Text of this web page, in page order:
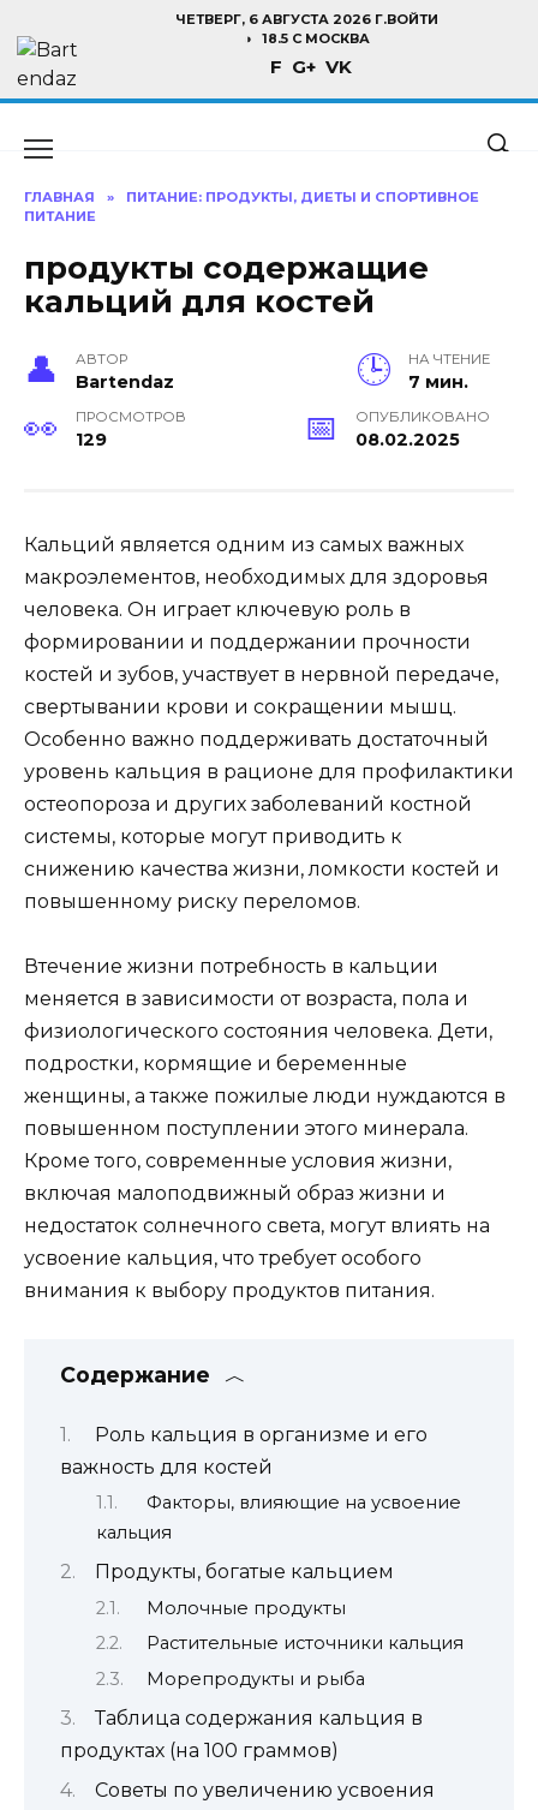
содержанию
ЧЕТВЕРГ, 6 АВГУСТА 2026 Г.ВОЙТИ
18.5 C МОСКВА
F G+ VK
ГЛАВНАЯ »
ПИТАНИЕ: ПРОДУКТЫ, ДИЕТЫ И СПОРТИВНОЕ
ПИТАНИЕ
продукты содержащие
кальций для костей
АВТОР
Bartendaz
НА ЧТЕНИЕ
7 мин.
ПРОСМОТРОВ
129
ОПУБЛИКОВАНО
08.02.2025
Кальций является одним из самых важных
макроэлементов, необходимых для здоровья
человека. Он играет ключевую роль в
формировании и поддержании прочности
костей и зубов, участвует в нервной передаче,
свертывании крови и сокращении мышц.
Особенно важно поддерживать достаточный
уровень кальция в рационе для профилактики
остеопороза и других заболеваний костной
системы, которые могут приводить к
снижению качества жизни, ломкости костей и
повышенному риску переломов.
Втечение жизни потребность в кальции
меняется в зависимости от возраста, пола и
физиологического состояния человека. Дети,
подростки, кормящие и беременные
женщины, а также пожилые люди нуждаются в
повышенном поступлении этого минерала.
Кроме того, современные условия жизни,
включая малоподвижный образ жизни и
недостаток солнечного света, могут влиять на
усвоение кальция, что требует особого
внимания к выбору продуктов питания.
Содержание
Роль кальция в организме и его
важность для костей
Факторы, влияющие на усвоение
кальция
Продукты, богатые кальцием
Молочные продукты
Растительные источники кальция
Морепродукты и рыба
Таблица содержания кальция в
продуктах (на 100 граммов)
Советы по увеличению усвоения